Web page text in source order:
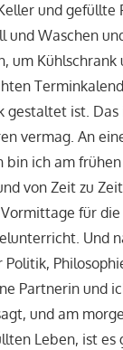
und
und Waschen
um
gestaltet ist.
vermag. An
bin ich am
von Zeit zu
für
Und
Partnerin und
und am
Leben, ist